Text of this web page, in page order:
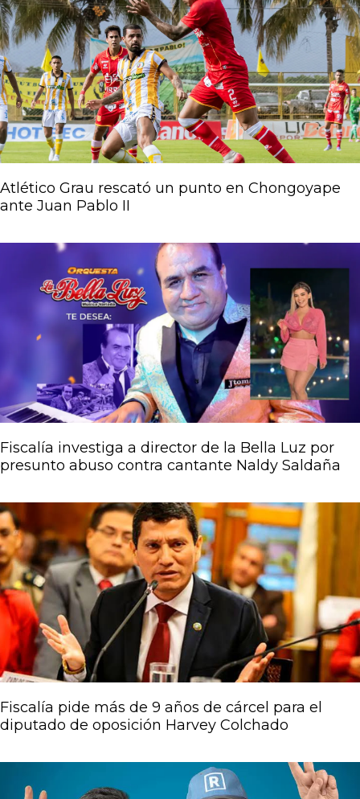
Atlético Grau rescató un punto en Chongoyape
ante Juan Pablo II
Fiscalía investiga a director de la Bella Luz por
presunto abuso contra cantante Naldy Saldaña
Fiscalía pide más de 9 años de cárcel para el
diputado de oposición Harvey Colchado